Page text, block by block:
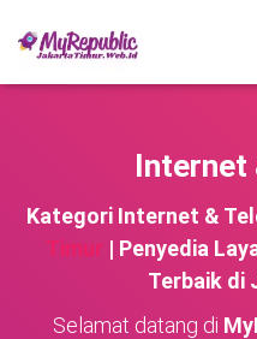
Internet
Kategori Internet &
Timur | Penyedia
Terbaik di
Selamat datang di